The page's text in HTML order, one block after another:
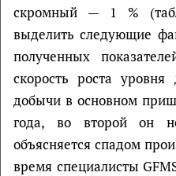
скромный — 1 %
выделить следующие
полученных
скорость роста
добычи в основном
года, во второй он
объясняется спадом
время специалисты